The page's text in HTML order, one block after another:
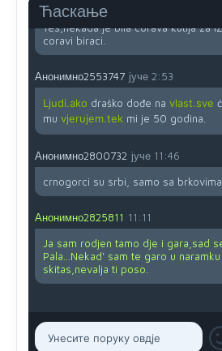
Ћаскање
Yes,nekada je bila corava kutija za
coravi biraci.
Анонимно2553747 јуче 2:53
Ljudi.ako draško dođe na vlast.sve
mu vjerujem.tek mi je 50 godina.
Анонимно2800732 јуче 11:46
crnogorci su srbi, samo sa brkovima
Анонимно2825811 11:11
Ja sam rodjen tamo dje i gara,sad
Pala...Nekad' sam te garo u
skitas,nevalja ti poso.